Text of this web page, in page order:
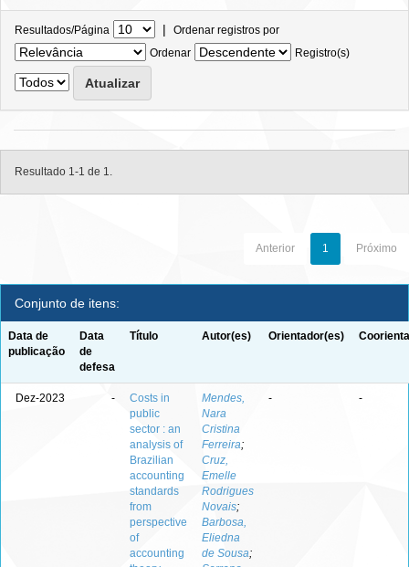
Resultados/Página | Ordenar registros por
Ordenar
Registro(s)
Resultado 1-1 de 1.
Anterior 1 Próximo
Conjunto de itens:
Data de
publicação
Data
de
defesa
Título Autor(es) Orientador(es)
Dez-2023 -
Costs in
public
sector : an
analysis of
Brazilian
accounting
standards
from
perspective
of
accounting
Mendes,
Nara
Cristina
Ferreira;
Cruz,
Emelle
Rodrigues
Novais;
Barbosa,
Eliedna
de Sousa;
- -